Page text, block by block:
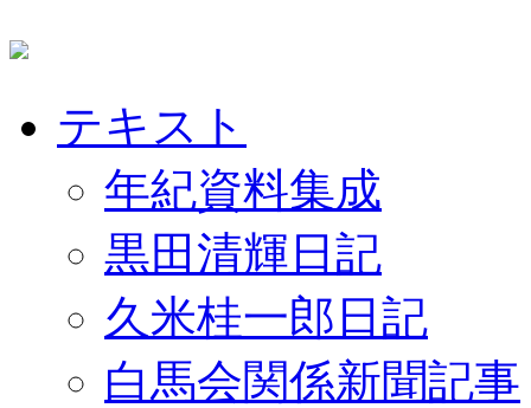
テキスト
年紀資料集成
黒田清輝日記
久米桂一郎日記
白馬会関係新聞記事